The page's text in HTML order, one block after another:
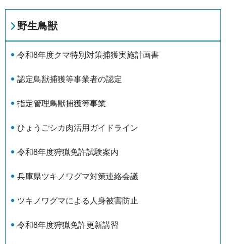
野生鳥獣
令和8年度クマ特別対策捕獲実施計画書
認定鳥獣捕獲等事業者の認定
指定管理鳥獣捕獲等事業
ひょうごシカ肉活用ガイドライン
令和8年度狩猟免許試験案内
兵庫県ツキノワグマ対策連絡会議
ツキノワグマによる人身被害防止
令和8年度狩猟免許更新講習